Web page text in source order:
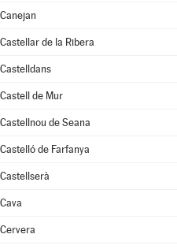
Canejan
Castellar de la Ribera
Castelldans
Castell de Mur
Castellnou de Seana
Castelló de Farfanya
Castellserà
Cava
Cervera